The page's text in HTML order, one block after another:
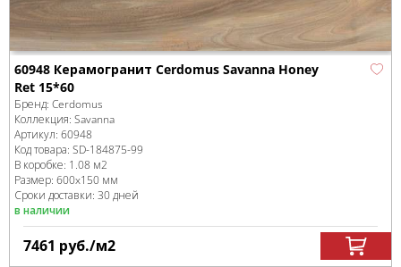
60948 Керамогранит Cerdomus Savanna Honey
Ret 15*60
Бренд: Cerdomus
Коллекция: Savanna
Артикул: 60948
Код товара: SD-184875-99
В коробке: 1.08 м2
Размер: 600x150 мм
Сроки доставки: 30 дней
в наличии
7461 руб./м2